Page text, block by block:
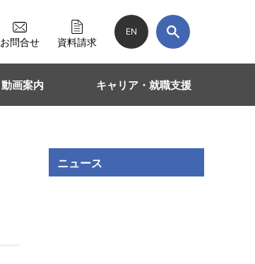
お問合せ 資料請求
EN
動画案内 キャリア・就職支援
ニュース